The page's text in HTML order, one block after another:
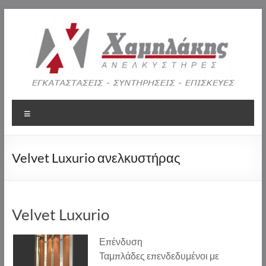
περιεχόμενο
Χαμηλάκης
Ανελκυστήρες
Χαμηλάκης
ΟΕ
είναι
τεχνική
Velvet Luxurio ανελκυστήρας
Velvet Luxurio
Επένδυση
Ταμπλάδες επενδεδυμένοι με